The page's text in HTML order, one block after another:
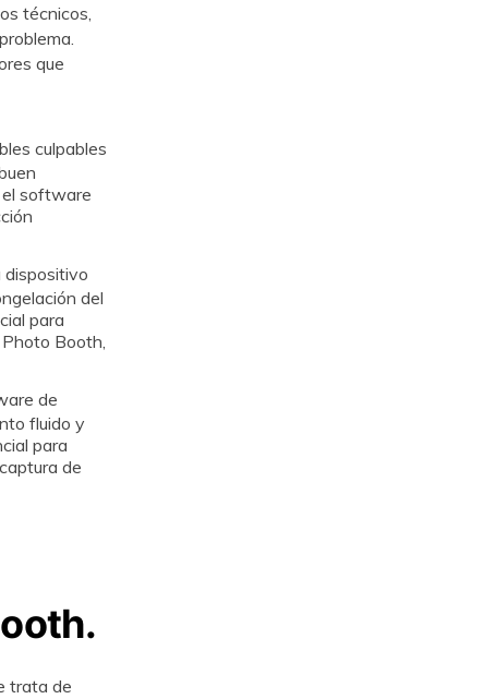
técnicos,
que
culpables
software
dispositivo
del
para
Booth,
de
fluido y
para
de
trata de